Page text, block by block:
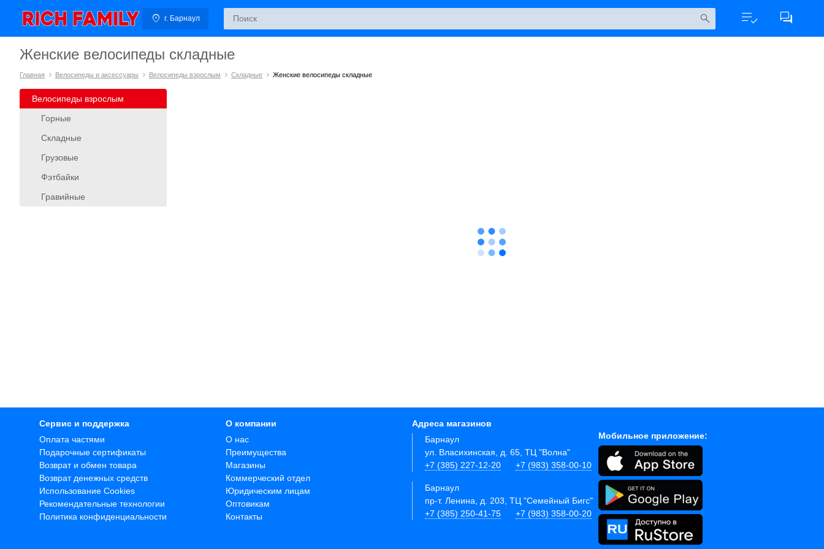
г. Барнаул
Женские велосипеды складные
Главная Велосипеды и аксессуары Велосипеды взрослым Складные Женские велосипеды складные
Велосипеды взрослым
Горные
Складные
Грузовые
Фэтбайки
Гравийные
Сервис и поддержка
Оплата частями
Подарочные сертификаты
Возврат и обмен товара
Возврат денежных средств
Использование Cookies
Рекомендательные технологии
Политика конфиденциальности
О компании
О нас
Преимущества
Магазины
Коммерческий отдел
Юридическим лицам
Оптовикам
Контакты
Адреса магазинов
Барнаул
ул. Власихинская, д. 65, ТЦ "Волна"
+7 (385) 227-12-20
+7 (983) 358-00-10
Барнаул
пр-т. Ленина, д. 203, ТЦ "Семейный Бигс"
+7 (385) 250-41-75
+7 (983) 358-00-20
Мобильное приложение: